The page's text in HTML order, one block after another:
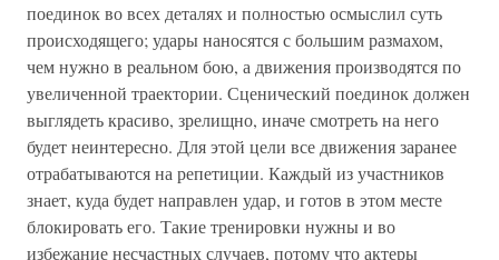
поединок во всех деталях и полностью осмыслил суть
происходящего; удары наносятся с большим размахом,
чем нужно в реальном бою, а движения производятся по
увеличенной траектории. Сценический поединок должен
выглядеть красиво, зрелищно, иначе смотреть на него
будет неинтересно. Для этой цели все движения заранее
отрабатываются на репетиции. Каждый из участников
знает, куда будет направлен удар, и готов в этом месте
блокировать его. Такие тренировки нужны и во
избежание несчастных случаев, потому что актеры